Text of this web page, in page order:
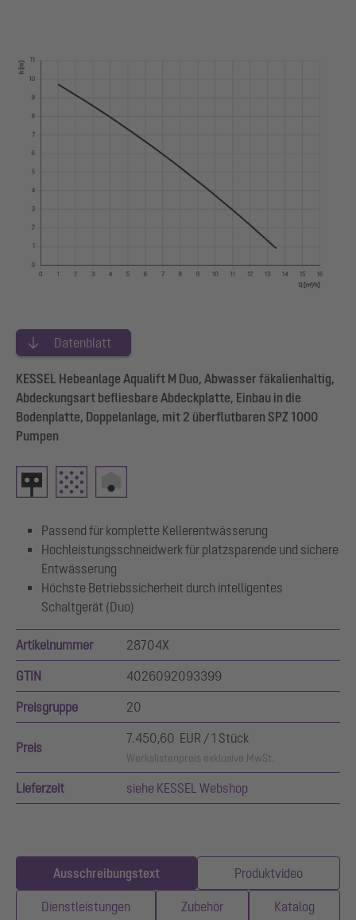
Datenblatt
KESSEL Hebeanlage Aqualift M Duo, Abwasser fäkalienhaltig,
Abdeckungsart befliesbare Abdeckplatte, Einbau in die
Bodenplatte, Doppelanlage, mit 2 überflutbaren SPZ 1000
Pumpen
Passend für komplette Kellerentwässerung
Hochleistungsschneidwerk für platzsparende und sichere
Entwässerung
Höchste Betriebssicherheit durch intelligentes
Schaltgerät (Duo)
Artikelnummer 28704X
GTIN 4026092093399
Preisgruppe 20
Preis
7.450,60 EUR / 1 Stück
Werkslistenpreis exklusive MwSt.
Lieferzeit siehe KESSEL Webshop
Ausschreibungstext Produktvideo
Dienstleistungen Zubehör Katalog